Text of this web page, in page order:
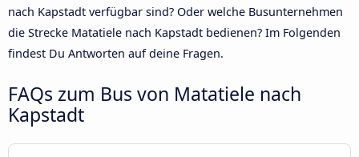
nach Kapstadt verfügbar sind? Oder welche Busunternehmen
die Strecke Matatiele nach Kapstadt bedienen? Im Folgenden
findest Du Antworten auf deine Fragen.
FAQs zum Bus von Matatiele nach
Kapstadt